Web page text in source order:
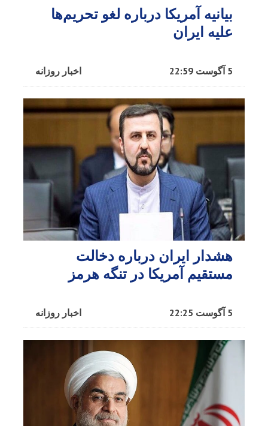
بیانیه آمریکا درباره لغو تحریم‌ها
علیه ایران
اخبار روزانه 5 آگوست 22:59
هشدار ایران درباره دخالت
مستقیم آمریکا در تنگه هرمز
اخبار روزانه 5 آگوست 22:25